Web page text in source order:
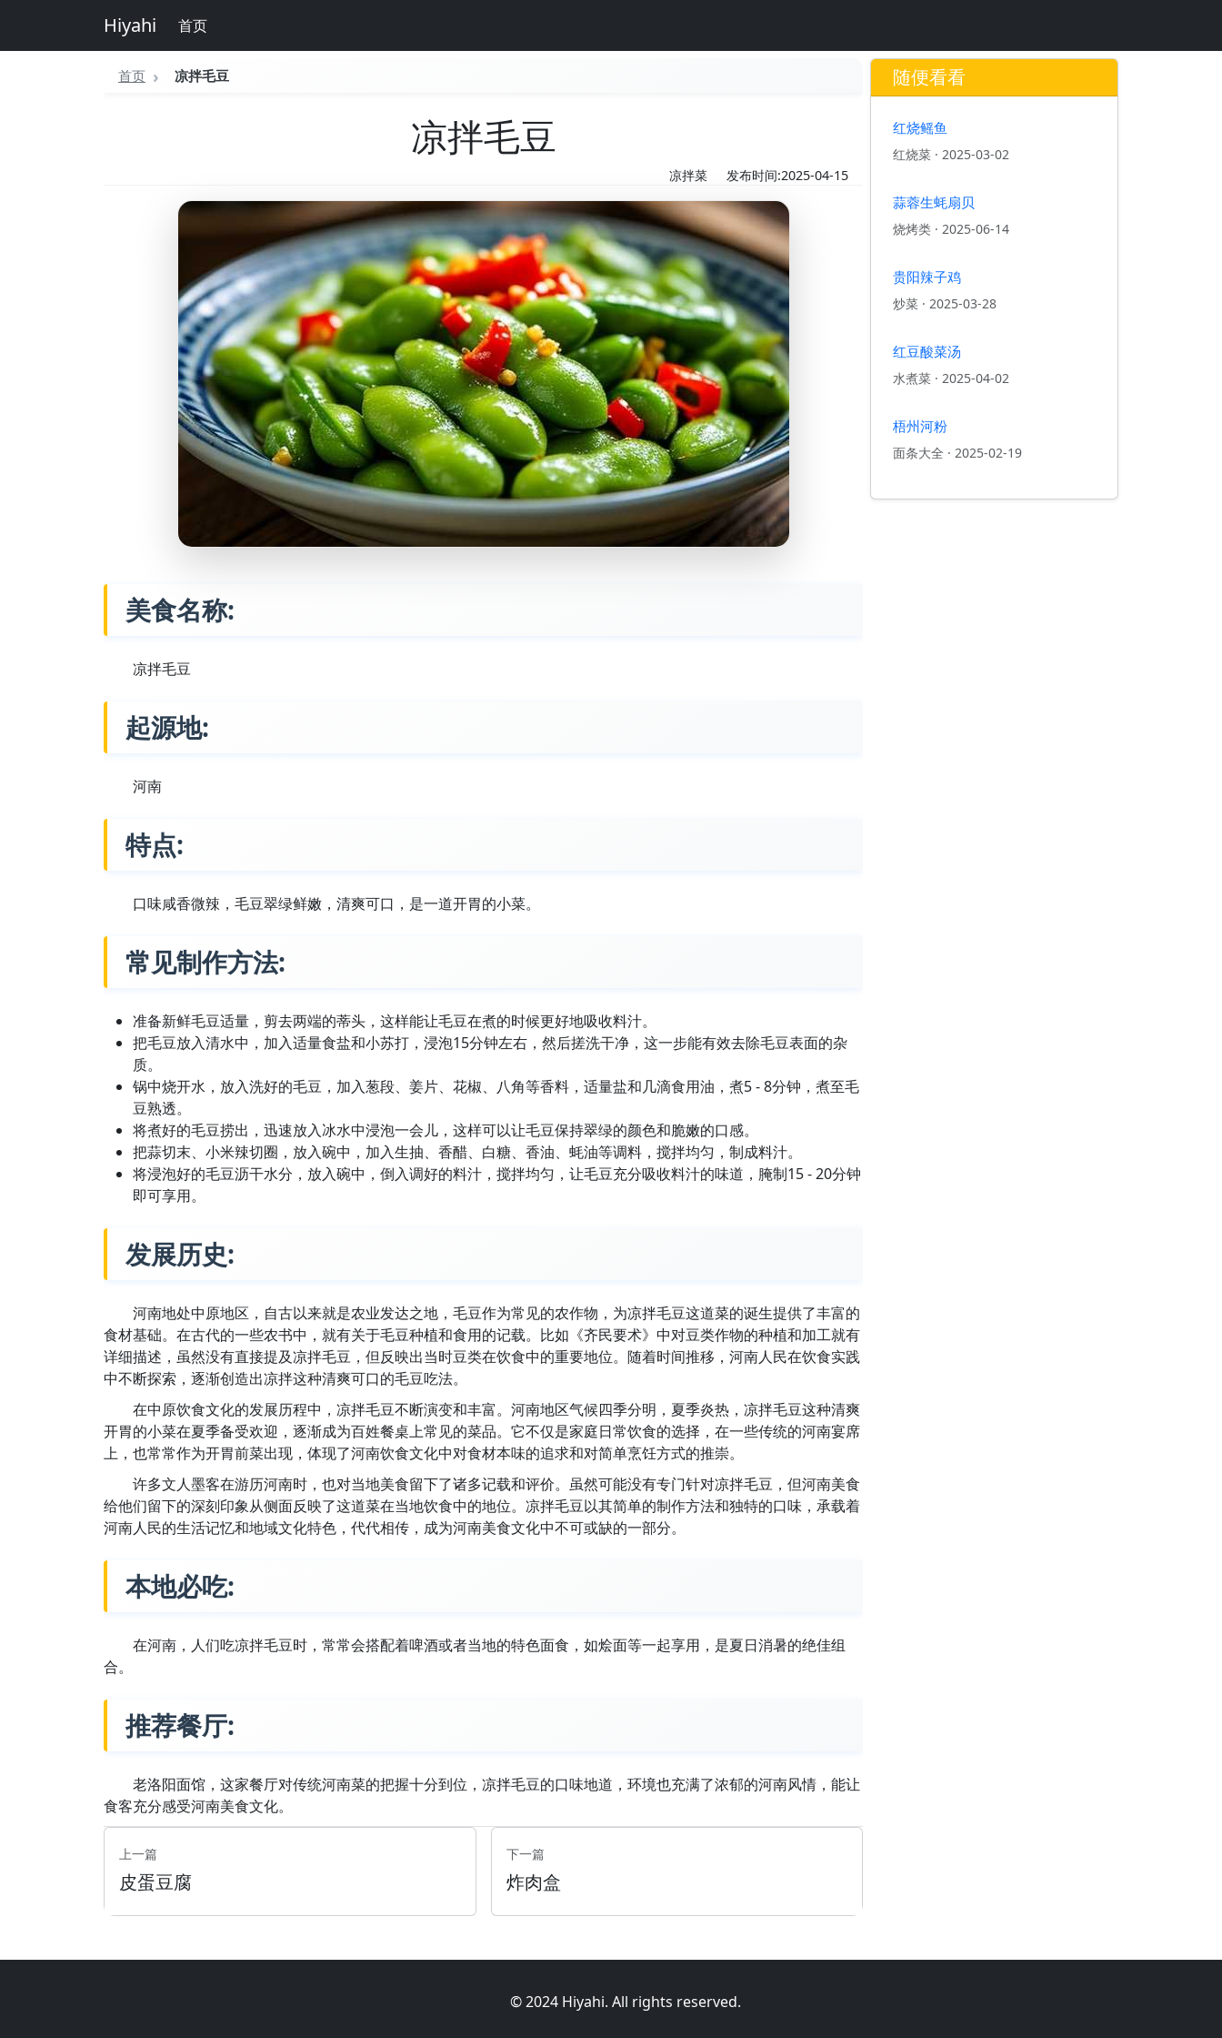
Hiyahi 首页
首页 凉拌毛豆
凉拌毛豆
凉拌菜 发布时间:2025-04-15
美食名称:
凉拌毛豆
起源地:
河南
特点:
口味咸香微辣，毛豆翠绿鲜嫩，清爽可口，是一道开胃的小菜。
常见制作方法:
准备新鲜毛豆适量，剪去两端的蒂头，这样能让毛豆在煮的时候更好地吸收料汁。
把毛豆放入清水中，加入适量食盐和小苏打，浸泡15分钟左右，然后搓洗干净，这一步能有效去除毛豆表面的杂
质。
锅中烧开水，放入洗好的毛豆，加入葱段、姜片、花椒、八角等香料，适量盐和几滴食用油，煮5 - 8分钟，煮至毛
豆熟透。
将煮好的毛豆捞出，迅速放入冰水中浸泡一会儿，这样可以让毛豆保持翠绿的颜色和脆嫩的口感。
把蒜切末、小米辣切圈，放入碗中，加入生抽、香醋、白糖、香油、蚝油等调料，搅拌均匀，制成料汁。
将浸泡好的毛豆沥干水分，放入碗中，倒入调好的料汁，搅拌均匀，让毛豆充分吸收料汁的味道，腌制15 - 20分钟
即可享用。
发展历史:
河南地处中原地区，自古以来就是农业发达之地，毛豆作为常见的农作物，为凉拌毛豆这道菜的诞生提供了丰富的
食材基础。在古代的一些农书中，就有关于毛豆种植和食用的记载。比如《齐民要术》中对豆类作物的种植和加工就有
详细描述，虽然没有直接提及凉拌毛豆，但反映出当时豆类在饮食中的重要地位。随着时间推移，河南人民在饮食实践
中不断探索，逐渐创造出凉拌这种清爽可口的毛豆吃法。
在中原饮食文化的发展历程中，凉拌毛豆不断演变和丰富。河南地区气候四季分明，夏季炎热，凉拌毛豆这种清爽
开胃的小菜在夏季备受欢迎，逐渐成为百姓餐桌上常见的菜品。它不仅是家庭日常饮食的选择，在一些传统的河南宴席
上，也常常作为开胃前菜出现，体现了河南饮食文化中对食材本味的追求和对简单烹饪方式的推崇。
许多文人墨客在游历河南时，也对当地美食留下了诸多记载和评价。虽然可能没有专门针对凉拌毛豆，但河南美食
给他们留下的深刻印象从侧面反映了这道菜在当地饮食中的地位。凉拌毛豆以其简单的制作方法和独特的口味，承载着
河南人民的生活记忆和地域文化特色，代代相传，成为河南美食文化中不可或缺的一部分。
本地必吃:
在河南，人们吃凉拌毛豆时，常常会搭配着啤酒或者当地的特色面食，如烩面等一起享用，是夏日消暑的绝佳组
合。
推荐餐厅:
老洛阳面馆，这家餐厅对传统河南菜的把握十分到位，凉拌毛豆的口味地道，环境也充满了浓郁的河南风情，能让
食客充分感受河南美食文化。
上一篇
皮蛋豆腐
下一篇
炸肉盒
随便看看
红烧鳐鱼
红烧菜 · 2025-03-02
蒜蓉生蚝扇贝
烧烤类 · 2025-06-14
贵阳辣子鸡
炒菜 · 2025-03-28
红豆酸菜汤
水煮菜 · 2025-04-02
梧州河粉
面条大全 · 2025-02-19
© 2024 Hiyahi. All rights reserved.